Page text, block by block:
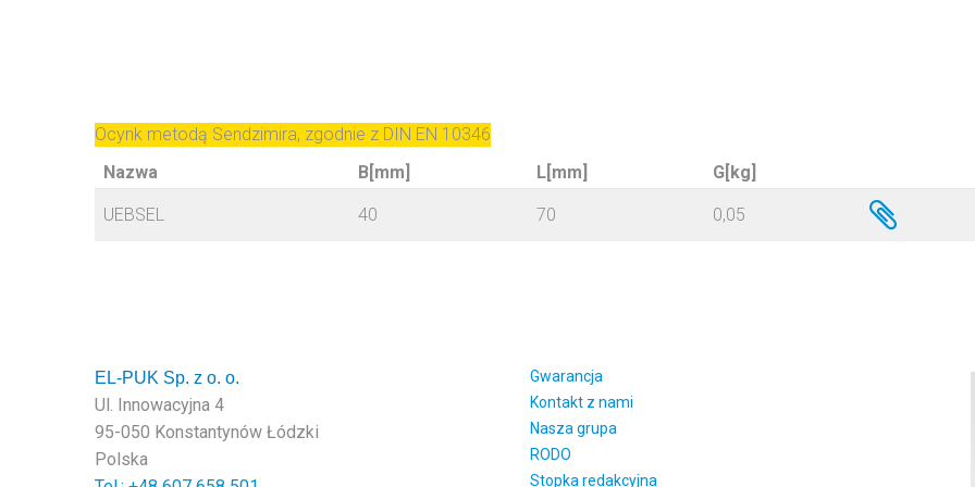
Ocynk metodą Sendzimira, zgodnie z DIN EN 10346
Nazwa
B[mm] L[mm] G[kg]
UEBSEL 40 70 0,05
EL-PUK Sp. z o. o.
Ul. Innowacyjna 4
95-050 Konstantynów Łódzki
Polska
Gwarancja
Kontakt z nami
Nasza grupa
RODO
Stopka redakcyjna